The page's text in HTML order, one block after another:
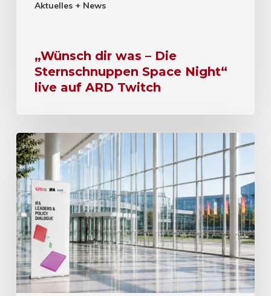
Aktuelles + News
„Wünsch dir was – Die
Sternschnuppen Space Night“
live auf ARD Twitch